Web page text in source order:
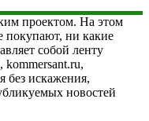
проектом. На этом
покупают, ни какие
собой ленту
kommersant.ru,
без искажения,
новостей